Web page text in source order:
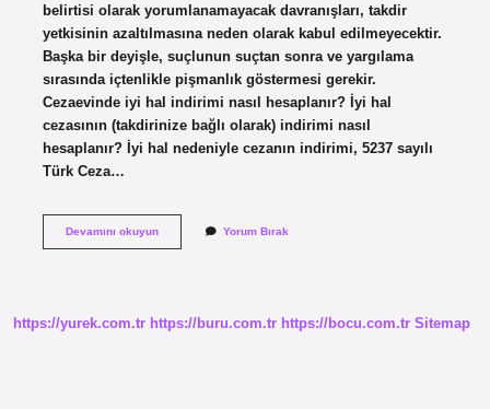
belirtisi olarak yorumlanamayacak davranışları, takdir
yetkisinin azaltılmasına neden olarak kabul edilmeyecektir.
Başka bir deyişle, suçlunun suçtan sonra ve yargılama
sırasında içtenlikle pişmanlık göstermesi gerekir.
Cezaevinde iyi hal indirimi nasıl hesaplanır? İyi hal
cezasının (takdirinize bağlı olarak) indirimi nasıl
hesaplanır? İyi hal nedeniyle cezanın indirimi, 5237 sayılı
Türk Ceza…
Devamını okuyunIyi
Yorum Bırak
https://yurek.com.tr https://buru.com.tr https://bocu.com.tr Sitemap